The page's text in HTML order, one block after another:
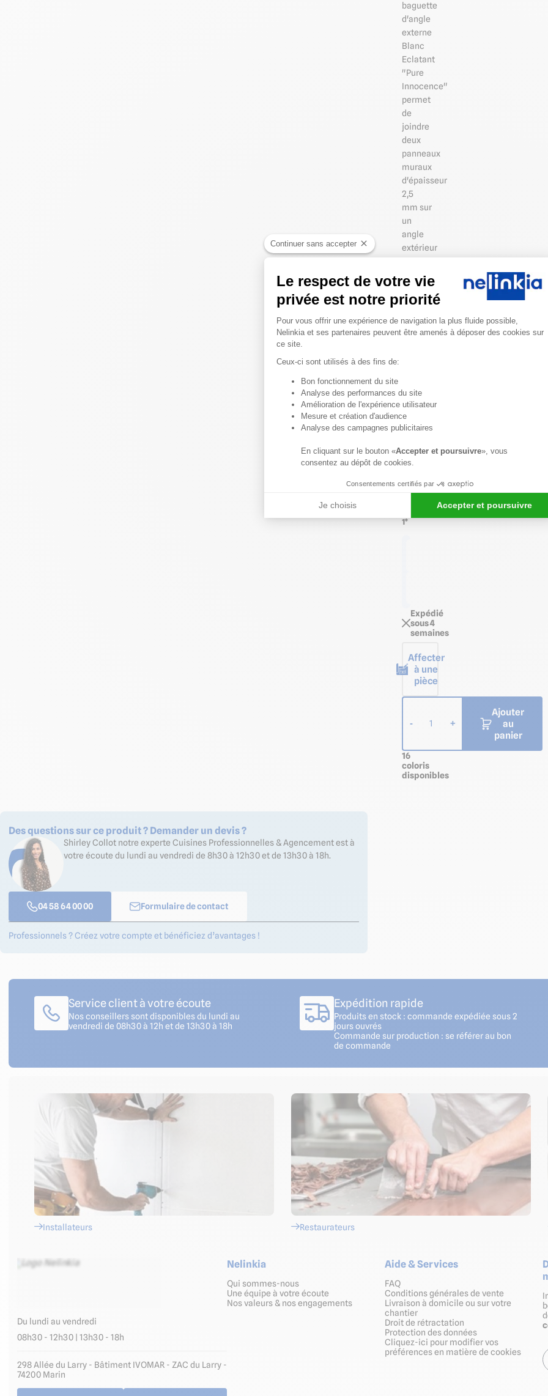
baguette
d'angle
externe
Blanc
Eclatant
"Pure
Innocence"
permet
de
joindre
deux
panneaux
muraux
d'épaisseur
2,5
mm sur
un
angle
extérieur
sortant
tout
en
assurant
une
protection
de
l'angle.
Voir
produit
SÉLECTIONNEZ
CARACTÉRISTIQUE
1*
Expédié
sous 4
semaines
Affecter
à une
pièce
- 1 +
Ajouter
au
panier
16
coloris
disponibles
Des questions sur ce produit ? Demander un devis ?
Shirley Collot notre experte Cuisines Professionnelles & Agencement est à
votre écoute du lundi au vendredi de 8h30 à 12h30 et de 13h30 à 18h.
04 58 64 00 00 Formulaire de contact
Professionnels ? Créez votre compte et bénéficiez d’avantages !
Service client à votre écoute
Nos conseillers sont disponibles du lundi au
vendredi de 08h30 à 12h et de 13h30 à 18h
Expédition rapide
Produits en stock : commande expédiée sous 2
jours ouvrés
Commande sur production : se référer au bon
de commande
Installateurs Restaurateurs
Du lundi au vendredi
08h30 - 12h30 | 13h30 - 18h
298 Allée du Larry - Bâtiment IVOMAR - ZAC du Larry -
74200 Marin
Nelinkia
Qui sommes-nous
Une équipe à votre écoute
Nos valeurs & nos engagements
Aide & Services
FAQ
Conditions générales de vente
Livraison à domicile ou sur votre
chantier
Droit de rétractation
Protection des données
Cliquez-ici pour modifier vos
préférences en matière de cookies
Continuer sans accepter
Le respect de votre vie
privée est notre priorité
Plateforme de Gestion du
Pour vous offrir une expérience de navigation la plus fluide possible,
Nelinkia et ses partenaires peuvent être amenés à déposer des cookies sur
ce site.
Ceux-ci sont utilisés à des fins de:
Bon fonctionnement du site
Analyse des performances du site
Amélioration de l'expérience utilisateur
Mesure et création d'audience
Analyse des campagnes publicitaires
En cliquant sur le bouton «Accepter et poursuivre», vous
consentez au dépôt de cookies.
Consentements certifiés par
Je choisis Accepter et poursuivre
Axeptio consent